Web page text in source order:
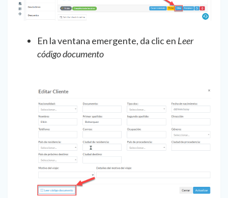
En la ventana emergente, da clic en Leer
código documento